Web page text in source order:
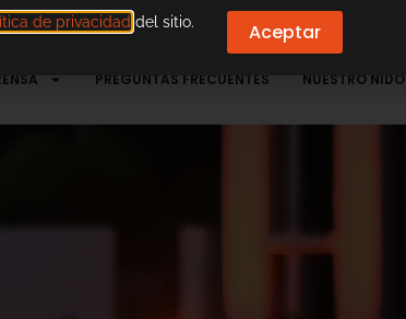
PREGUNTAS FRECUENTES NUESTRO NIDO
de privacidad del sitio. Aceptar